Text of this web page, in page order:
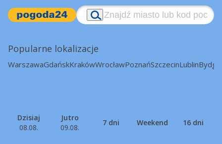
Popularne lokalizacje
WarszawaGdańskKrakówWrocławPoznańSzczecinLublin
Dzisiaj
08.08.
Jutro
09.08.
7 dni Weekend 16 dni